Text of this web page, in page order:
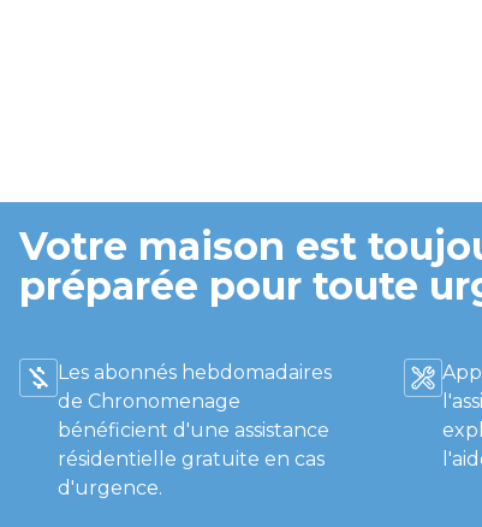
Votre maison est
préparée pour toute
Les abonnés hebdomadaires
de Chronomenage
bénéficient d'une assistance
résidentielle gratuite en cas
d'urgence.